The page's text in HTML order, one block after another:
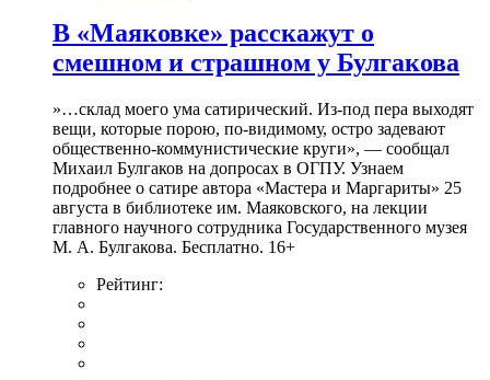
В «Маяковке» расскажут о
смешном и страшном у Булгакова
»…склад моего ума сатирический. Из-под пера выходят
вещи, которые порою, по-видимому, остро задевают
общественно-коммунистические круги», — сообщал
Михаил Булгаков на допросах в ОГПУ. Узнаем
подробнее о сатире автора «Мастера и Маргариты» 25
августа в библиотеке им. Маяковского, на лекции
главного научного сотрудника Государственного музея
М. А. Булгакова. Бесплатно. 16+
Рейтинг: